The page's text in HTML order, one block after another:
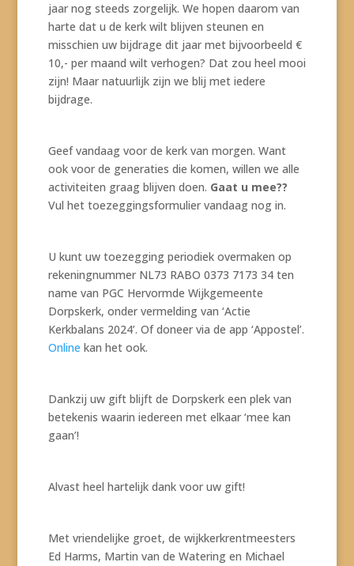
jaar nog steeds zorgelijk. We hopen daarom van
harte dat u de kerk wilt blijven steunen en
misschien uw bijdrage dit jaar met bijvoorbeeld €
10,- per maand wilt verhogen? Dat zou heel mooi
zijn! Maar natuurlijk zijn we blij met iedere
bijdrage.
Geef vandaag voor de kerk van morgen. Want
ook voor de generaties die komen, willen we alle
activiteiten graag blijven doen. Gaat u mee??
Vul het toezeggingsformulier vandaag nog in.
U kunt uw toezegging periodiek overmaken op
rekeningnummer NL73 RABO 0373 7173 34 ten
name van PGC Hervormde Wijkgemeente
Dorpskerk, onder vermelding van ‘Actie
Kerkbalans 2024’. Of doneer via de app ‘Appostel’.
Online kan het ook.
Dankzij uw gift blijft de Dorpskerk een plek van
betekenis waarin iedereen met elkaar ‘mee kan
gaan’!
Alvast heel hartelijk dank voor uw gift!
Met vriendelijke groet, de wijkkerkrentmeesters
Ed Harms, Martin van de Watering en Michael